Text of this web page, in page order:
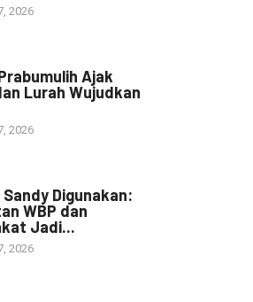
2026
Ajak
Lurah Wujudkan
2026
Digunakan:
WBP dan
Jadi...
2026